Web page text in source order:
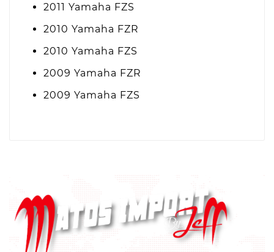
2011 Yamaha FZS
2010 Yamaha FZR
2010 Yamaha FZS
2009 Yamaha FZR
2009 Yamaha FZS